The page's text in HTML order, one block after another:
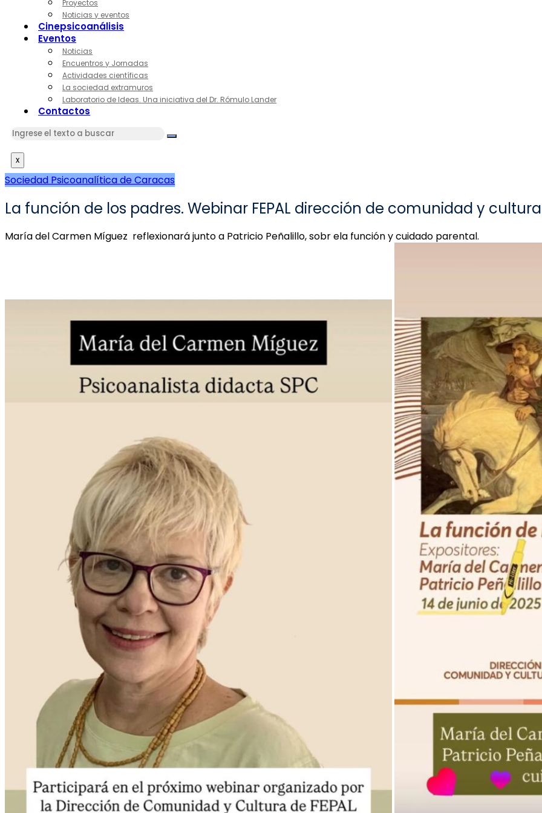
Proyectos
Noticias y eventos
Cinepsicoanálisis
Eventos
Noticias
Encuentros y Jornadas
Actividades científicas
La sociedad extramuros
Laboratorio de Ideas. Una iniciativa del Dr. Rómulo Lander
Contactos
x
Sociedad Psicoanalítica de Caracas
La función de los padres. Webinar FEPAL dirección de comunidad y cultura
María del Carmen Míguez reflexionará junto a Patricio Peñalillo, sobr ela función y cuidado parental.